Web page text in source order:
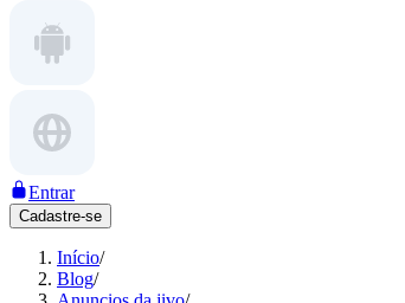
Entrar
Cadastre-se
Início/
Blog/